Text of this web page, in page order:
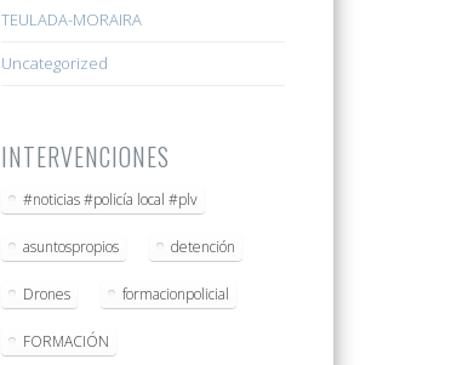
TEULADA-MORAIRA
Uncategorized
INTERVENCIONES
#noticias #policía local #plv
asuntospropios detención
Drones formacionpolicial
FORMACIÓN